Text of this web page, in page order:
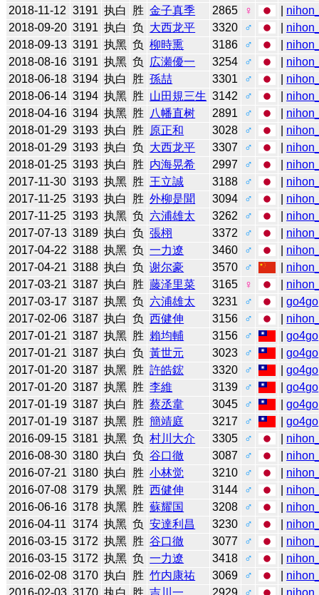
2018-11-12 3191 执白 胜 金子真季 2865 ♀
2018-09-20 3191 执白 负 大西龙平 3320 ♂
2018-09-13 3191 执黑 负 柳時熏 3186 ♂
2018-08-16 3191 执黑 负 広瀬優一 3254 ♂
2018-06-18 3194 执白 胜 孫喆 3301 ♂
2018-06-14 3194 执黑 胜 山田規三生 3142 ♂
2018-04-16 3194 执黑 胜 八幡直树 2891 ♂
2018-01-29 3193 执白 胜 原正和 3028 ♂
2018-01-29 3193 执白 负 大西龙平 3307 ♂
2018-01-25 3193 执白 胜 内海晃希 2997 ♂
2017-11-30 3193 执黑 胜 王立誠 3188 ♂
2017-11-25 3193 执白 胜 外柳是聞 3094 ♂
2017-11-25 3193 执黑 负 六浦雄太 3262 ♂
2017-07-13 3189 执白 负 張栩 3372 ♂
2017-04-22 3188 执黑 负 一力遼 3460 ♂
2017-04-21 3188 执白 负 谢尔豪 3570 ♂
2017-03-21 3187 执白 胜 藤泽里菜 3165 ♀
2017-03-17 3187 执黑 负 六浦雄太 3231 ♂ |go4go
2017-02-06 3187 执白 负 西健伸 3156 ♂
2017-01-21 3187 执黑 胜 賴均輔 3156 ♂ |go4go
2017-01-21 3187 执白 负 黃世元 3023 ♂ |go4go
2017-01-20 3187 执黑 胜 許皓鋐 3320 ♂ |go4go
2017-01-20 3187 执黑 胜 李維 3139 ♂ |go4go
2017-01-19 3187 执白 胜 蔡丞韋 3045 ♂ |go4go
2017-01-19 3187 执黑 胜 簡靖庭 3217 ♂ |go4go
2016-09-15 3181 执黑 负 村川大介 3305 ♂
2016-08-30 3180 执白 负 谷口徹 3087 ♂
2016-07-21 3180 执白 胜 小林觉 3210 ♂
2016-07-08 3179 执黑 胜 西健伸 3144 ♂
2016-06-16 3178 执黑 胜 蘇耀国 3208 ♂
2016-04-11 3174 执黑 负 安達利昌 3230 ♂
2016-03-15 3172 执黑 胜 谷口徹 3077 ♂
2016-03-15 3172 执黑 负 一力遼 3418 ♂
2016-02-08 3170 执白 胜 竹内康祐 3069 ♂
2016-02-03 3170 执白 胜 吉川一 2929 ♂